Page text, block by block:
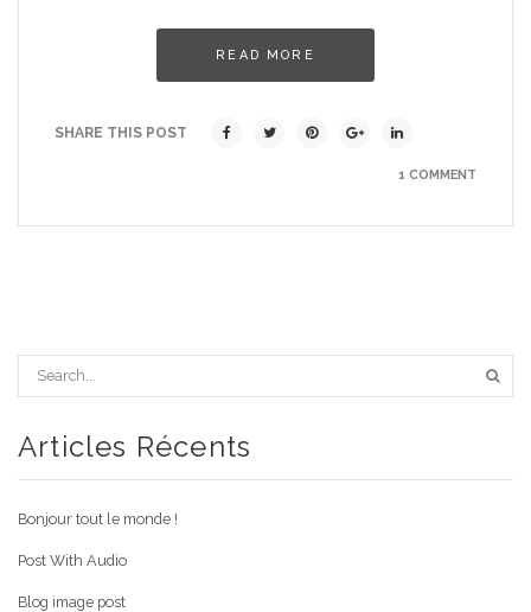
READ MORE
SHARE THIS POST
1 COMMENT
Articles Récents
Bonjour tout le monde !
Post With Audio
Blog image post